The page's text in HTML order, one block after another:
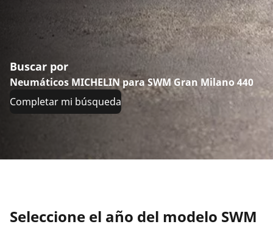
Buscar por
Neumáticos MICHELIN para SWM Gran Milano 440
Completar mi búsqueda
Seleccione el año del modelo SWM